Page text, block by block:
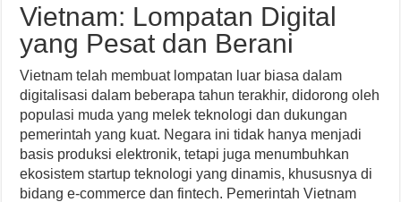
Vietnam: Lompatan Digital
yang Pesat dan Berani
Vietnam telah membuat lompatan luar biasa dalam
digitalisasi dalam beberapa tahun terakhir, didorong oleh
populasi muda yang melek teknologi dan dukungan
pemerintah yang kuat. Negara ini tidak hanya menjadi
basis produksi elektronik, tetapi juga menumbuhkan
ekosistem startup teknologi yang dinamis, khususnya di
bidang e-commerce dan fintech. Pemerintah Vietnam